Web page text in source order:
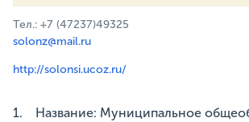
Тел.: +7 (47237)49325
solonz@mail.ru
http://solonsi.ucoz.ru/
1. Название: Муниципальное